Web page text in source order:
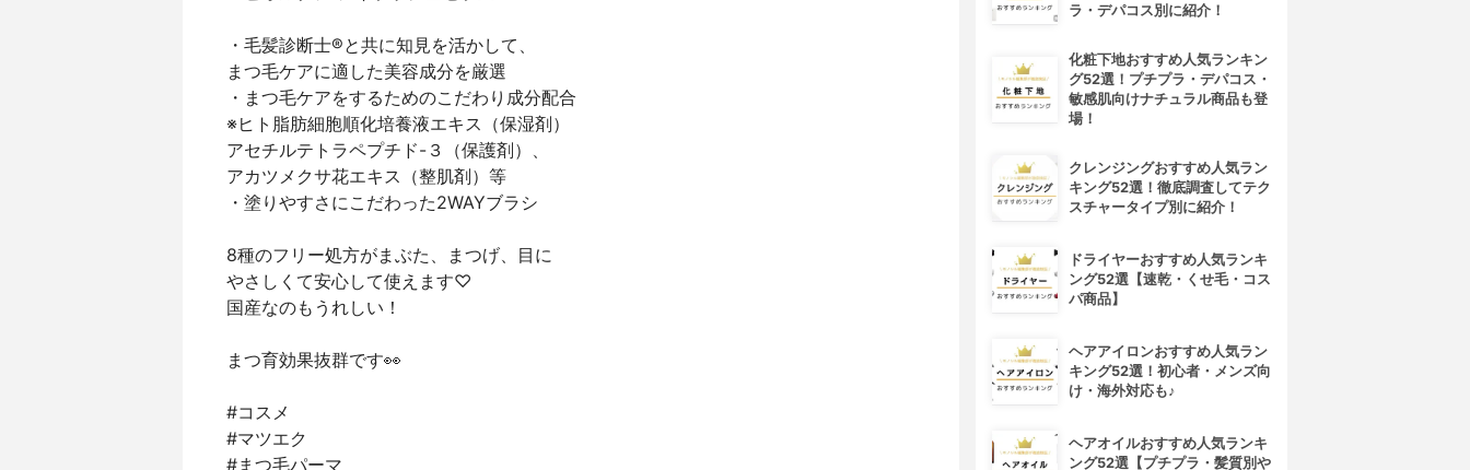
・毛髪診断士®と共に知見を活かして、
まつ毛ケアに適した美容成分を厳選
・まつ毛ケアをするためのこだわり成分配合
※ヒト脂肪細胞順化培養液エキス（保湿剤）
アセチルテトラペプチド-３（保護剤）、
アカツメクサ花エキス（整肌剤）等
・塗りやすさにこだわった2WAYブラシ
8種のフリー処方がまぶた、まつげ、目に
やさしくて安心して使えます♡
国産なのもうれしい！
まつ育効果抜群です👀
#コスメ
#マツエク
#まつ毛パーマ
ラ・デパコス別に紹介！
化粧下地おすすめ人気ランキン
グ52選！プチプラ・デパコス・
敏感肌向けナチュラル商品も登
場！
クレンジングおすすめ人気ラン
キング52選！徹底調査してテク
スチャータイプ別に紹介！
ドライヤーおすすめ人気ランキ
ング52選【速乾・くせ毛・コス
パ商品】
ヘアアイロンおすすめ人気ラン
キング52選！初心者・メンズ向
け・海外対応も♪
ヘアオイルおすすめ人気ランキ
ング52選【プチプラ・髪質別や